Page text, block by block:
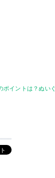
ポイントは？ぬい